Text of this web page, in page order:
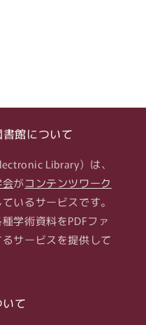
館について
Library）は、
がコンテンツワーク
いるサービスです。
学術資料をPDFファ
サービスを提供して
て